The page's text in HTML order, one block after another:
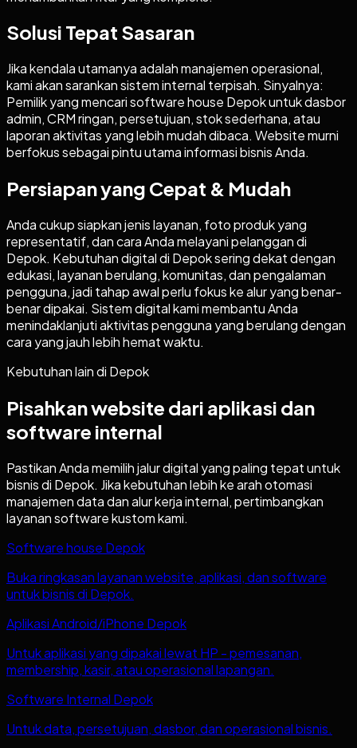
Solusi Tepat Sasaran
Jika kendala utamanya adalah manajemen operasional,
kami akan sarankan sistem internal terpisah. Sinyalnya:
Pemilik yang mencari software house Depok untuk dasbor
admin, CRM ringan, persetujuan, stok sederhana, atau
laporan aktivitas yang lebih mudah dibaca. Website murni
berfokus sebagai pintu utama informasi bisnis Anda.
Persiapan yang Cepat & Mudah
Anda cukup siapkan jenis layanan, foto produk yang
representatif, dan cara Anda melayani pelanggan di
Depok. Kebutuhan digital di Depok sering dekat dengan
edukasi, layanan berulang, komunitas, dan pengalaman
pengguna, jadi tahap awal perlu fokus ke alur yang benar-
benar dipakai. Sistem digital kami membantu Anda
menindaklanjuti aktivitas pengguna yang berulang dengan
cara yang jauh lebih hemat waktu.
Kebutuhan lain di Depok
Pisahkan website dari aplikasi dan
software internal
Pastikan Anda memilih jalur digital yang paling tepat untuk
bisnis di Depok. Jika kebutuhan lebih ke arah otomasi
manajemen data dan alur kerja internal, pertimbangkan
layanan software kustom kami.
Software house Depok
Buka ringkasan layanan website, aplikasi, dan software
untuk bisnis di Depok.
Aplikasi Android/iPhone Depok
Untuk aplikasi yang dipakai lewat HP - pemesanan,
membership, kasir, atau operasional lapangan.
Software Internal Depok
Untuk data, persetujuan, dasbor, dan operasional bisnis.